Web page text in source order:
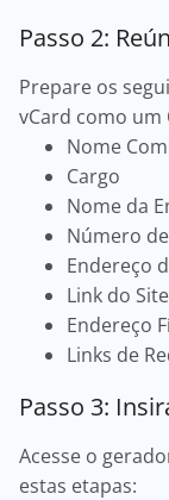
Passo 2:
Prepare os
vCard como um
Nome
Cargo
Nome da
Número
Endereço
Link do
Endereço
Links de
Passo 3:
Acesse o
estas etapas: